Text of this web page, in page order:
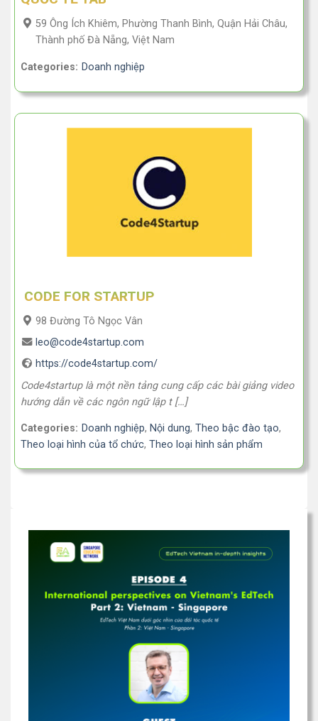
59 Ông Ích Khiêm, Phường Thanh Bình, Quận Hải Châu,
Thành phố Đà Nẵng, Việt Nam
Categories: Doanh nghiệp
CODE FOR STARTUP
98 Đường Tô Ngọc Vân
leo@code4startup.com
https://code4startup.com/
Code4startup là một nền tảng cung cấp các bài giảng video
hướng dẫn về các ngôn ngữ lập t […]
Categories: Doanh nghiệp, Nội dung, Theo bậc đào tạo,
Theo loại hình của tổ chức, Theo loại hình sản phẩm